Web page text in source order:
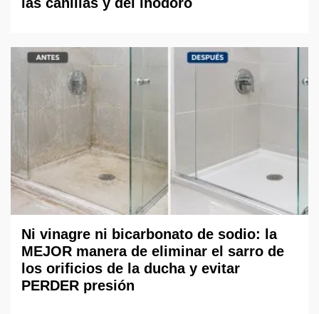
Ni vinagre ni bicarbonato de sodio: la
MEJOR manera de eliminar el sarro de
los orificios de la ducha y evitar
PERDER presión